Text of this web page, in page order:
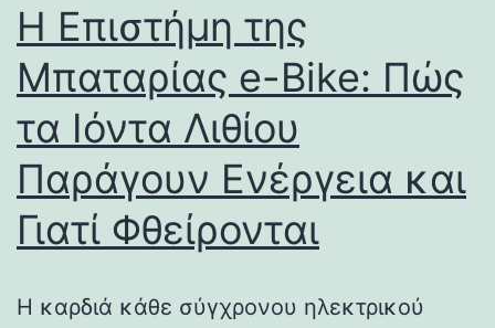
Η Επιστήμη της
Μπαταρίας e-Bike: Πώς
τα Ιόντα Λιθίου
Παράγουν Ενέργεια και
Γιατί Φθείρονται
Η καρδιά κάθε σύγχρονου ηλεκτρικού